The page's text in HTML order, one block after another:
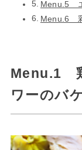
Menu.5
Menu.6
Menu.1
ワーのバ